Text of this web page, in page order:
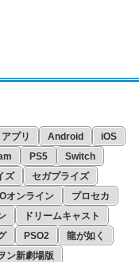
アプリ Android
iOS
PS5
Switch
ズ
セガプライズ
オンライン
プロセカ
ドリームキャスト
PSO2
龍が如く
ン新劇場版